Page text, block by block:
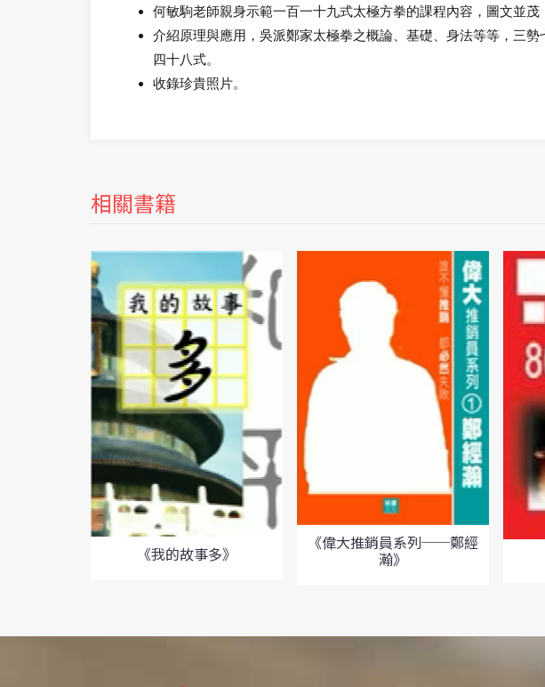
何敏駒老師親身示範一百一十九式太極方拳的課程內容，圖文並茂
介紹原理與應用，吳派鄭家太極拳之概論、基礎、身法等等，三
四十八式。
收錄珍貴照片。
相關書籍
《我的故事多》
《偉大推銷員系列──鄭經
瀚》